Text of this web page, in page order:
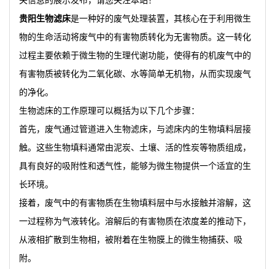
贵阳生物滤床是一种好的废气处理装置，其核心在于利用微生
物的生命活动将废气中的有害物质转化为无害物质。这一转化
过程主要依赖于微生物的生理代谢功能，使得有的机废气中的
有害物质被转化为二氧化碳、水等简单无机物，从而实现废气
的净化。
生物滤床的工作原理可以概括为以下几个步骤：
首先，废气通过管道进入生物滤床，与滤床内的生物填料层接
触。这些生物填料通常由泥炭、土壤、活的性炭等物质组成，
具有良好的吸附性和透气性，能够为微生物提供一个适宜的生
长环境。
接着，废气中的有害物质在生物填料层中与水接触并溶解，这
一过程称为气液转化。溶解后的有害物质在浓度差的推动下，
从液相扩散到生物相，被附着在生物膜上的微生物捕获、吸
附。